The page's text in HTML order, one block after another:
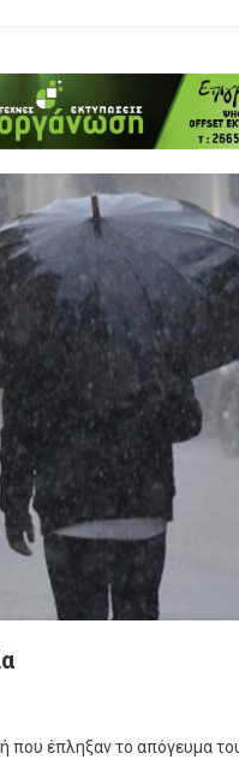
που έπληξαν το απόγευμα